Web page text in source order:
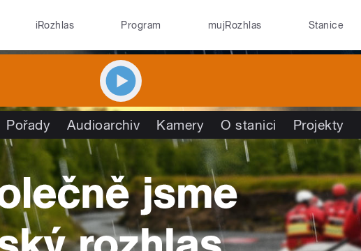
iRozhlas Program mujRozhlas Stanice
Pořady Audioarchiv Kamery O stanici Projekty